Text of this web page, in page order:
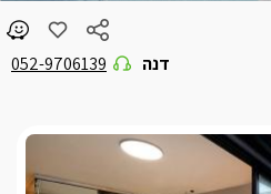
דנה 052-9706139